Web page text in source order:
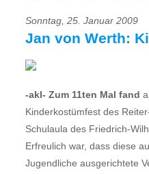
Sonntag, 25. Januar 2009
Jan von Werth:
-akl- Zum 11ten Mal fand
Kinderkostümfest des
Schulaula des Friedrich-
Erfreulich war, dass diese
Jugendliche ausgerichtete